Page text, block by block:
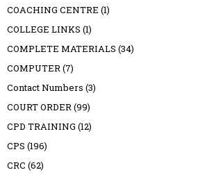
COACHING CENTRE (1)
COLLEGE LINKS (1)
COMPLETE MATERIALS (34)
COMPUTER(7)
Contact Numbers (3)
COURT ORDER(99)
CPD TRAINING (12)
CPS (196)
CRC (62)